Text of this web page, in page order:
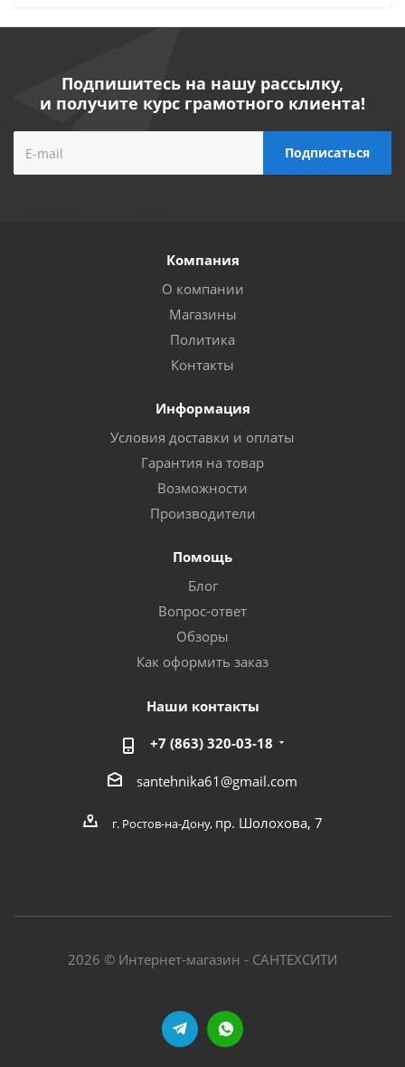
Подпишитесь на нашу рассылку,
и получите курс грамотного клиента!
Компания
О компании
Магазины
Политика
Контакты
Информация
Условия доставки и оплаты
Гарантия на товар
Возможности
Производители
Помощь
Блог
Вопрос-ответ
Обзоры
Как оформить заказ
Наши контакты
+7 (863) 320-03-18
santehnika61@gmail.com
г. Ростов-на-Дону, пр. Шолохова, 7
2026 © Интернет-магазин - САНТЕХСИТИ